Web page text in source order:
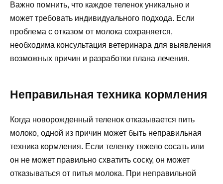
Важно помнить, что каждое теленок уникально и
может требовать индивидуального подхода. Если
проблема с отказом от молока сохраняется,
необходима консультация ветеринара для выявления
возможных причин и разработки плана лечения.
Неправильная техника кормления
Когда новорожденный теленок отказывается пить
молоко, одной из причин может быть неправильная
техника кормления. Если теленку тяжело сосать или
он не может правильно схватить соску, он может
отказываться от питья молока. При неправильной